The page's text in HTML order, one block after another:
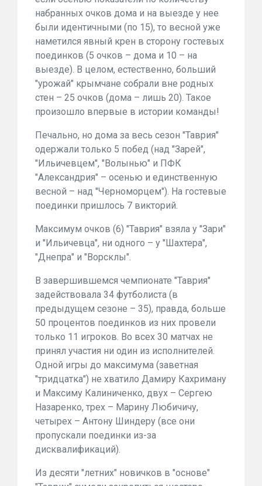
набранных очков дома и на выезде у нее
были идентичными (по 15), то весной уже
наметился явный крен в сторону гостевых
поединков (5 очков – дома и 10 – на
выезде). В целом, естественно, больший
"урожай" крымчане собрали вне родных
стен – 25 очков (дома – лишь 20). Такое
произошло впервые в истории команды!
Печально, но дома за весь сезон "Таврия"
одержали только 5 побед (над "Зарей",
"Ильичевцем", "Волынью" и ПФК
"Александрия" – осенью и единственную
весной – над "Черноморцем"). На гостевые
поединки пришлось 7 викторий.
Максимум очков (6) "Таврия" взяла у "Зари"
и "Ильичевца", ни одного – у "Шахтера",
"Днепра" и "Ворсклы".
В завершившемся чемпионате "Таврия"
задействовала 34 футболиста (в
предыдущем сезоне – 35), правда, больше
50 процентов поединков из них провели
только 11 игроков. Во всех 30 матчах не
принял участия ни один из исполнителей.
Одной игры до максимума (заветная
"тридцатка") не хватило Дамиру Кахриману
и Максиму Калиниченко, двух – Сергею
Назаренко, трех – Марину Любичичу,
четырех – Антону Шиндеру (все они
пропускали поединки из-за
дисквалификаций).
Из десяти "летних" новичков в "основе"